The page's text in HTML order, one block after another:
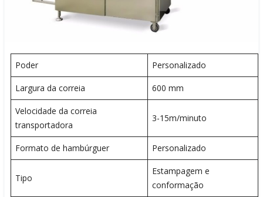
Poder Personalizado
Largura da correia 600 mm
Velocidade da correia
transportadora
3-15m/minuto
Formato de hambúrguer Personalizado
Tipo
Estampagem e
conformação